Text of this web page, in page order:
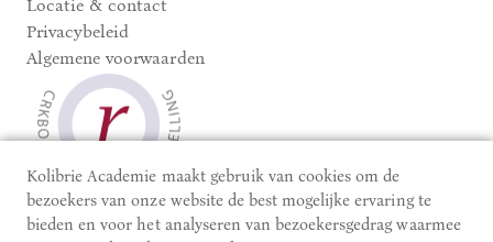
Kolibrie Academie maakt gebruik van cookies om de
bezoekers van onze website de best mogelijke ervaring te
bieden en voor het analyseren van bezoekersgedrag waarmee
Locatie & contact
Privacybeleid
Algemene voorwaarden